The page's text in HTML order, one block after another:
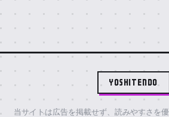
YOSHITENDO
当サイトは広告を掲載せず、読みやすさを